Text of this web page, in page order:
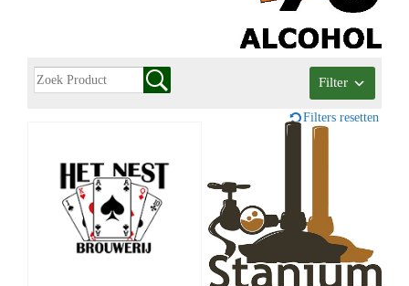
Filter
Filters resetten